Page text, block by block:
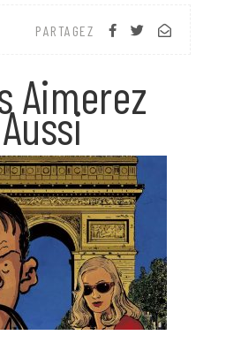
PARTAGEZ
Aimerez
Aussi